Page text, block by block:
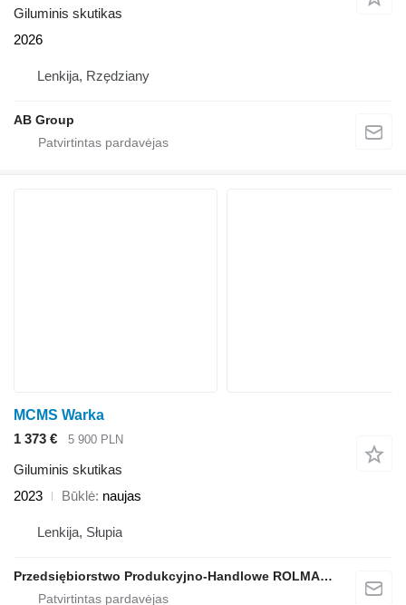
Giluminis skutikas
2026
Lenkija, Rzędziany
AB Group
MCMS Warka
1 373 €
5 900 PLN
Giluminis skutikas
2023
Būklė naujas
Lenkija, Słupia
Przedsiębiorstwo Produkcyjno-Handlowe ROLMAPOL Marcin Dziekan